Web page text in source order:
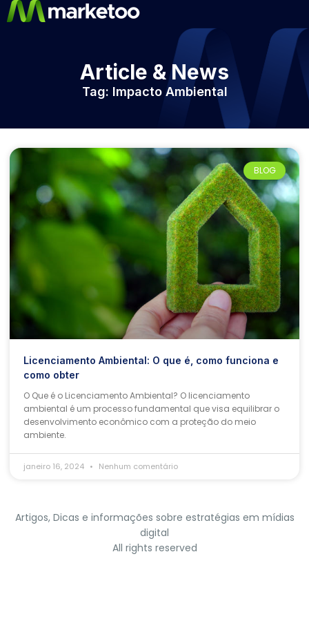
Article & News
Tag: Impacto Ambiental
BLOG
Licenciamento Ambiental: O que é, como funciona e
como obter
O Que é o Licenciamento Ambiental? O licenciamento
ambiental é um processo fundamental que visa equilibrar o
desenvolvimento econômico com a proteção do meio
ambiente.
janeiro 16, 2024 Nenhum comentário
Artigos, Dicas e informações sobre estratégias em mídias
digital
All rights reserved